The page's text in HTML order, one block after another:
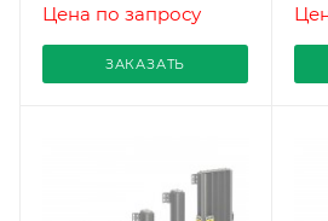
Цена по запросу
ЗАКАЗАТЬ